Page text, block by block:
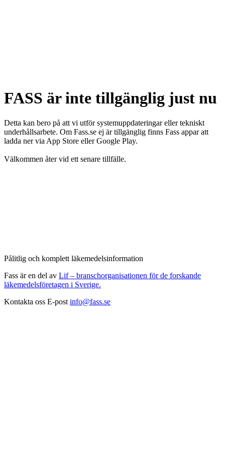
FASS är inte tillgänglig just nu
Detta kan bero på att vi utför systemuppdateringar eller tekniskt
underhållsarbete. Om Fass.se ej är tillgänglig finns Fass appar att
ladda ner via App Store eller Google Play.
Välkommen åter vid ett senare tillfälle.
Pålitlig och komplett läkemedelsinformation
Fass är en del av Lif – branschorganisationen för de forskande
läkemedelsföretagen i Sverige.
Kontakta oss E-post info@fass.se